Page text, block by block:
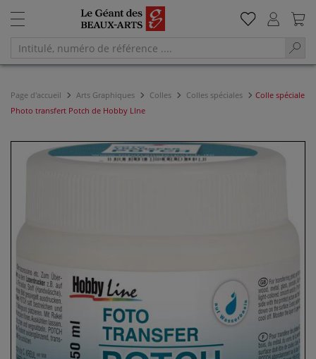
Page d'accueil Arts Graphiques Colles Colles spéciales
Colle spéciale
Photo transfert Potch de Hobby LIne